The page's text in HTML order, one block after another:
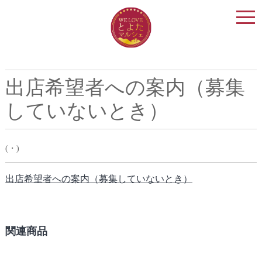
出店希望者への案内（募集
していないとき）
(・)
出店希望者への案内（募集していないとき）
関連商品